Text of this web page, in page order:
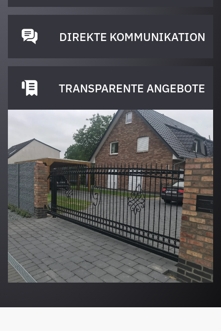
DIREKTE KOMMUNIKATION
TRANSPARENTE ANGEBOTE